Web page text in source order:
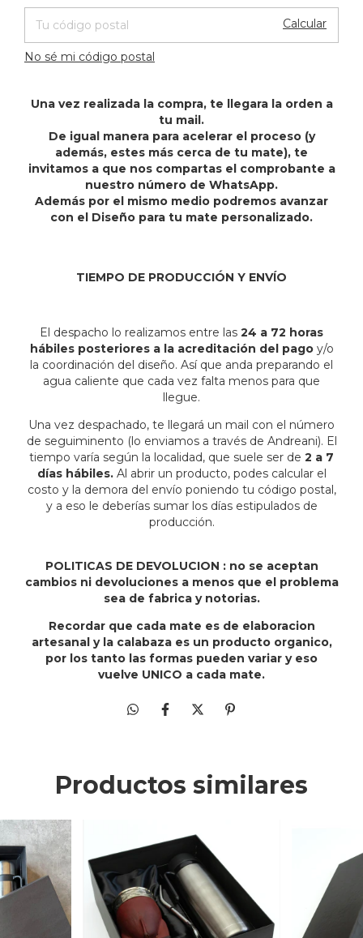
Calcular
No sé mi código postal
Una vez realizada la compra, te llegara la orden a
tu mail.
De igual manera para acelerar el proceso (y
además, estes más cerca de tu mate), te
invitamos a que nos compartas el comprobante a
nuestro número de WhatsApp.
Además por el mismo medio podremos avanzar
con el Diseño para tu mate personalizado.
TIEMPO DE PRODUCCIÓN Y ENVÍO
El despacho lo realizamos entre las 24 a 72 horas
hábiles posteriores a la acreditación del pago y/o
la coordinación del diseño. Así que anda preparando el
agua caliente que cada vez falta menos para que
llegue.
Una vez despachado, te llegará un mail con el número
de seguiminento (lo enviamos a través de Andreani). El
tiempo varía según la localidad, que suele ser de 2 a 7
días hábiles.Al abrir un producto, podes calcular el
costo y la demora del envío poniendo tu código postal,
y a eso le deberías sumar los días estipulados de
producción.
POLITICAS DE DEVOLUCION : no se aceptan
cambios ni devoluciones a menos que el problema
sea de fabrica y notorias.
Recordar que cada mate es de elaboracion
artesanal y la calabaza es un producto organico,
por los tanto las formas pueden variar y eso
vuelve UNICO a cada mate.
Productos similares